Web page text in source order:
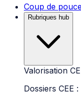
Coup de
Rubriques hub
Valorisation
Dossiers CEE